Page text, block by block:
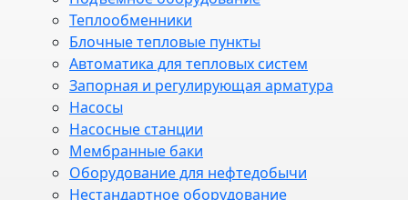
Теплообменники
Блочные тепловые пункты
Автоматика для тепловых систем
Запорная и регулирующая арматура
Насосы
Насосные станции
Мембранные баки
Оборудование для нефтедобычи
Нестандартное оборудование